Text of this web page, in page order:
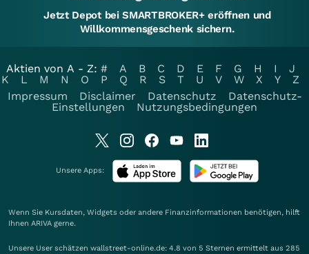
Jetzt Depot bei SMARTBROKER+ eröffnen und
Willkommensgeschenk sichern.
Aktien von A - Z: # A B C D E F G H I
J
K
L M N O P Q R S T U V W X Y
Z
Impressum
Disclaimer Datenschutz
Datenschutz-
Einstellungen
Nutzungsbedingungen
Unsere Apps:
Wenn Sie Kursdaten, Widgets oder andere Finanzinformationen benötigen, hilft
Ihnen ARIVA gerne.
Unsere User schätzen wallstreet-online.de: 4.8 von 5 Sternen ermittelt aus 285